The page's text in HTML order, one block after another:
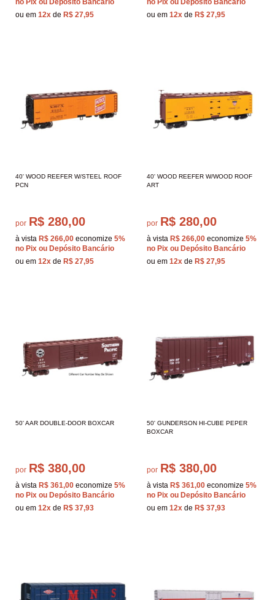
ou em 12x de R$ 27,95
ou em 12x de R$ 27,95
40' WOOD REEFER W/STEEL ROOF
PCN
por R$ 280,00
à vista R$ 266,00 economize 5%
no Pix ou Depósito Bancário
ou em 12x de R$ 27,95
40' WOOD REEFER W/WOOD ROOF
ART
por R$ 280,00
à vista R$ 266,00 economize 5%
no Pix ou Depósito Bancário
ou em 12x de R$ 27,95
50' AAR DOUBLE-DOOR BOXCAR
por R$ 380,00
à vista R$ 361,00 economize 5%
no Pix ou Depósito Bancário
ou em 12x de R$ 37,93
50' GUNDERSON HI-CUBE PEPER
BOXCAR
por R$ 380,00
à vista R$ 361,00 economize 5%
no Pix ou Depósito Bancário
ou em 12x de R$ 37,93